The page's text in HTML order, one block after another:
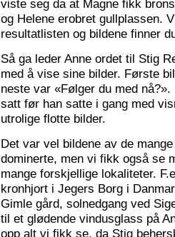
viste seg da at Magne fikk
og Helene erobret gullplassen.
resultatlisten og bildene finner
Så ga leder Anne ordet til Stig
med å vise sine bilder. Første
neste var «Følger du med
satt før han satte i gang med
utrolige flotte bilder.
Det var vel bildene av de
dominerte, men vi fikk også se
mange forskjellige lokaliteter.
kronhjort i Jegers Borg i
Gimle gård, solnedgang ved
til et glødende vindusglass på
opp alt vi fikk se, da Stig